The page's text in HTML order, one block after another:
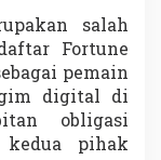
salah
Fortune
pemain
digital di
obligasi
pihak